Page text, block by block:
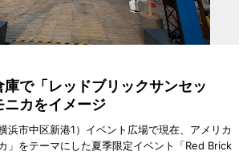
で「レッドブリックサンセッ
カをイメージ
浜市中区新港1）イベント広場で現在、アメリカ
」をテーマにした夏季限定イベント「Red Brick